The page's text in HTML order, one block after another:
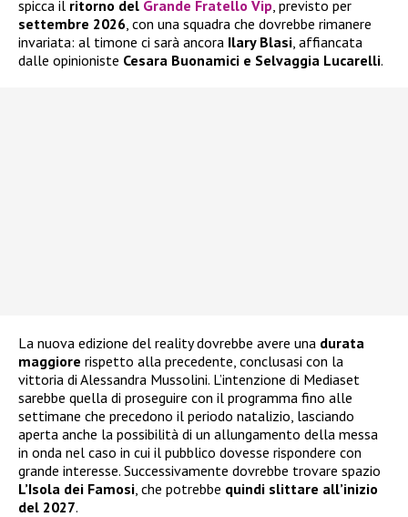
spicca il ritorno del Grande Fratello Vip , previsto per
settembre 2026 , con una squadra che dovrebbe rimanere
invariata: al timone ci sarà ancora Ilary Blasi , affiancata
dalle opinioniste Cesara Buonamici e Selvaggia Lucarelli.
La nuova edizione del reality dovrebbe avere una durata
maggiore rispetto alla precedente, conclusasi con la
vittoria di Alessandra Mussolini. L’intenzione di Mediaset
sarebbe quella di proseguire con il programma fino alle
settimane che precedono il periodo natalizio, lasciando
aperta anche la possibilità di un allungamento della messa
in onda nel caso in cui il pubblico dovesse rispondere con
grande interesse. Successivamente dovrebbe trovare spazio
L’Isola dei Famosi , che potrebbe quindi slittare all’inizio
del 2027.